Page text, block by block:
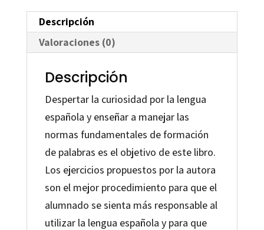
Descripción
Valoraciones (0)
Descripción
Despertar la curiosidad por la lengua
española y enseñar a manejar las
normas fundamentales de formación
de palabras es el objetivo de este libro.
Los ejercicios propuestos por la autora
son el mejor procedimiento para que el
alumnado se sienta más responsable al
utilizar la lengua española y para que